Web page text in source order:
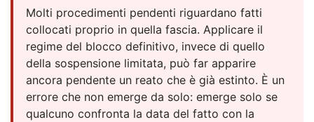
Molti procedimenti pendenti riguardano fatti
collocati proprio in quella fascia. Applicare il
regime del blocco definitivo, invece di quello
della sospensione limitata, può far apparire
ancora pendente un reato che è già estinto. È un
errore che non emerge da solo: emerge solo se
qualcuno confronta la data del fatto con la